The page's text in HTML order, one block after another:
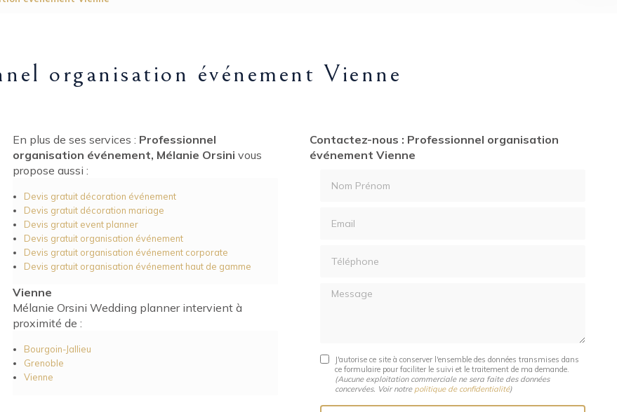
organisation événement Vienne
En plus de ses services : Professionnel
organisation événement, Mélanie Orsini vous
propose aussi :
Devis gratuit décoration événement
Devis gratuit décoration mariage
Devis gratuit event planner
Devis gratuit organisation événement
Devis gratuit organisation événement corporate
Devis gratuit organisation événement haut de gamme
Vienne
Mélanie Orsini Wedding planner intervient à
proximité de :
Bourgoin-Jallieu
Grenoble
Vienne
Contactez-nous : Professionnel organisation
événement Vienne
Message
J'autorise ce site à conserver l'ensemble des données transmises dans
ce formulaire pour faciliter le suivi et le traitement de ma demande.
(Aucune exploitation commerciale ne sera faite des données
concervées. Voir notre politique de confidentialité)